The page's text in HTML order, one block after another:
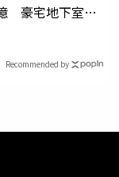
豪宅地下室竟
Recommended by